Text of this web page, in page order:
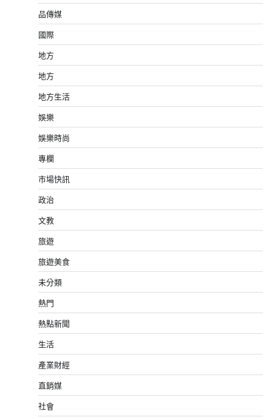
品傳媒
國際
地方
地方
地方生活
娛樂
娛樂時尚
專欄
市場快訊
政治
文教
旅遊
旅遊美食
未分類
熱門
熱點新聞
生活
產業財經
直銷媒
社會